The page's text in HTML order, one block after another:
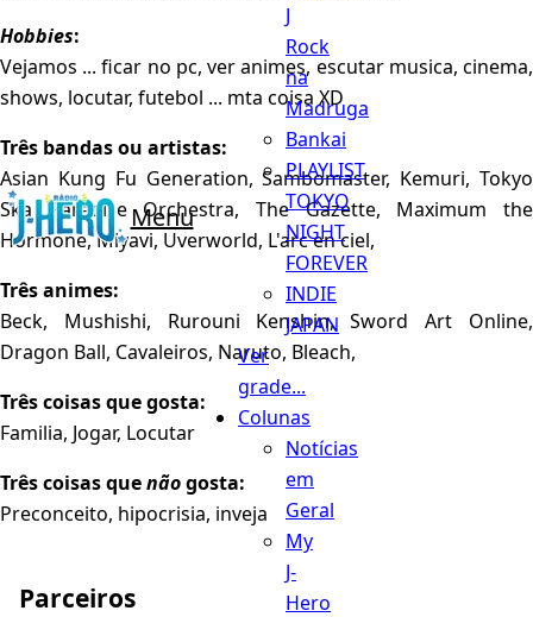
Menu
J
Rock
na
Madruga
Bankai
PLAYLIST
TOKYO
NIGHT
FOREVER
INDIE
JAPAN
Ver
grade...
Colunas
Notícias
em
Geral
My
J-
Hero
Hobbies:
Vejamos ... ficar no pc, ver animes, escutar musica, cinema,
shows, locutar, futebol ... mta coisa XD
Três bandas ou artistas:
Asian Kung Fu Generation, Sambomaster, Kemuri, Tokyo
Ska Paradise Orchestra, The Gazette, Maximum the
Hormone, Miyavi, Uverworld, L'arc en ciel,
Três animes:
Beck, Mushishi, Rurouni Kenshin, Sword Art Online,
Dragon Ball, Cavaleiros, Naruto, Bleach,
Três coisas que gosta:
Familia, Jogar, Locutar
Três coisas quenãogosta:
Preconceito, hipocrisia, inveja
Parceiros